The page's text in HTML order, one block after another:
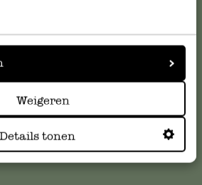
Weigeren
Details tonen
hier het antwoord op de